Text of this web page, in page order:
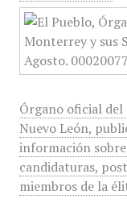
Órgano oficial
Nuevo León,
información
candidaturas,
miembros de la